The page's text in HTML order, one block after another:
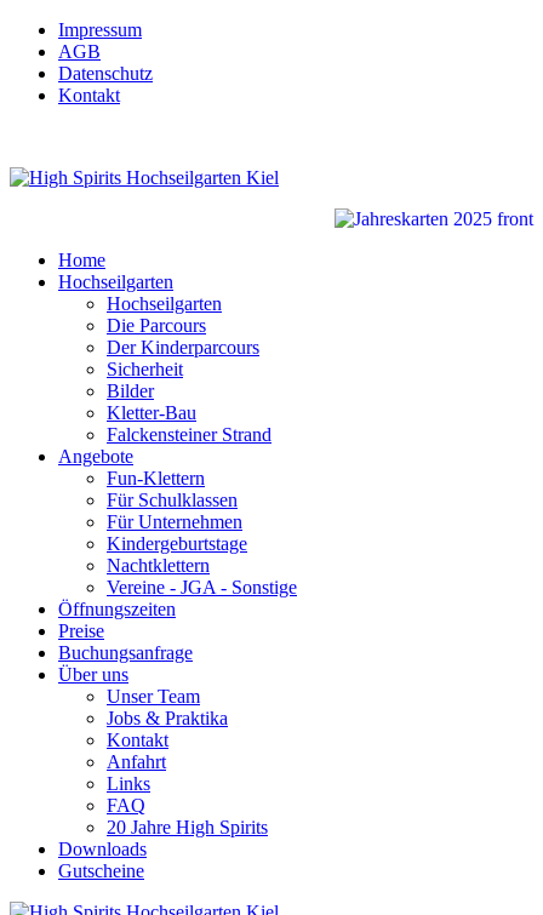
Impressum
AGB
Datenschutz
Kontakt
Home
Hochseilgarten
Hochseilgarten
Die Parcours
Der Kinderparcours
Sicherheit
Bilder
Kletter-Bau
Falckensteiner Strand
Angebote
Fun-Klettern
Für Schulklassen
Für Unternehmen
Kindergeburtstage
Nachtklettern
Vereine - JGA - Sonstige
Öffnungszeiten
Preise
Buchungsanfrage
Über uns
Unser Team
Jobs & Praktika
Kontakt
Anfahrt
Links
FAQ
20 Jahre High Spirits
Downloads
Gutscheine